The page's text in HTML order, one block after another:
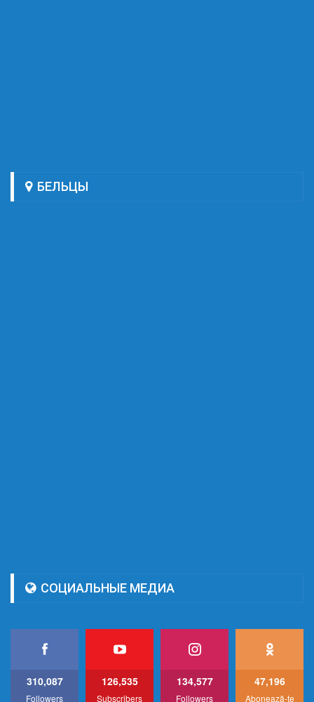
БЕЛЬЦЫ
СОЦИАЛЬНЫЕ МЕДИА
310,087
Followers
126,535
Subscribers
134,577
Followers
47,196
Abonează-te